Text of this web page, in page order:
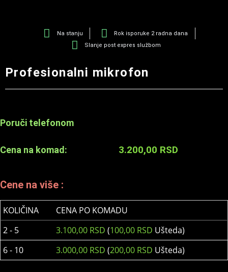
Na stanju
Rok isporuke 2 radna dana
Slanje post expres službom
Profesionalni mikrofon
Poruči telefonom
Cena na komad: 3.200,00 RSD
Cene na više :
KOLIČINA
CENA PO KOMADU
2 - 5
3.100,00 RSD (100,00 RSD Ušteda)
6 - 10
3.000,00 RSD (200,00 RSD Ušteda)